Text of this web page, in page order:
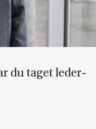
du ta­get le­der­
har du ta­get